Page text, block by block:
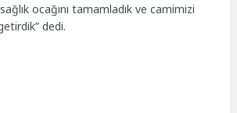
ocağını tamamladık ve camimizi
dedi.